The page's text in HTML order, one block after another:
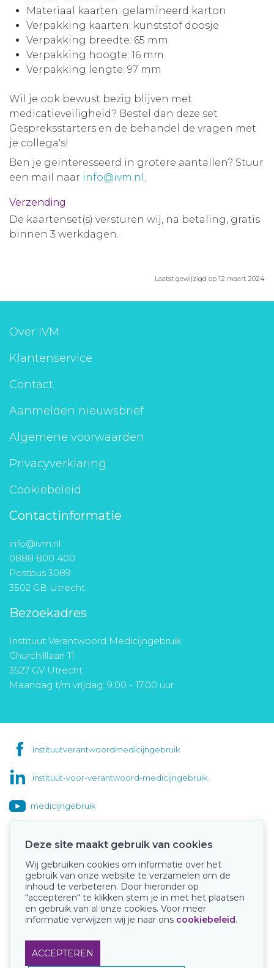
Materiaal kaarten: gelamineerd karton
Verpakking kaarten: kunststof doosje
Verpakking breedte: 65 mm
Verpakking hoogte: 16 mm
Verpakking lengte: 97 mm
Wil je ook bewust bezig blijven met
medicatieveiligheid? Bestel dan deze set
Gespreksstarters en de behandel de vragen met
je collega's!
Ben je geïnteresseerd in grotere aantallen? Stuur
een mail naar info@ivm.nl .
Verzending
De kaartenset(s) versturen wij, na betaling, gratis
binnen 3 werkdagen.
Laatst gewijzigd op 12 maart 2024
Over IVM
Klantenservice
Contact
Aanmelden nieuwsbrief
Algemene voorwaarden
Privacyverklaring
Cookiebeleid
Contactinformatie
info@ivm.nl
0888 800 400
Postbus 3089
3502 GB Utrecht
Bezoekadres
Instituut Verantwoord Medicijngebruik
Churchilllaan 11
3527 GV Utrecht
Maandag t/m vrijdag: 9.00 - 17.00 uur
instituutverantwoordmedicijngebruik
instituut-voor-verantwoord-medicijngebruik
medicijngebruik
Onze keurmerken
Deze site maakt gebruik van cookies
Wij gebruiken cookies om informatie over het
gebruik van onze website te verzamelen om de
inhoud te verbeteren. Door hieronder op
“accepteren“ te klikken stem je in met het plaatsen
en gebruik van al onze cookies. Voor meer
informatie verwijzen wij je naar ons cookiebeleid.
ACCEPTEREN